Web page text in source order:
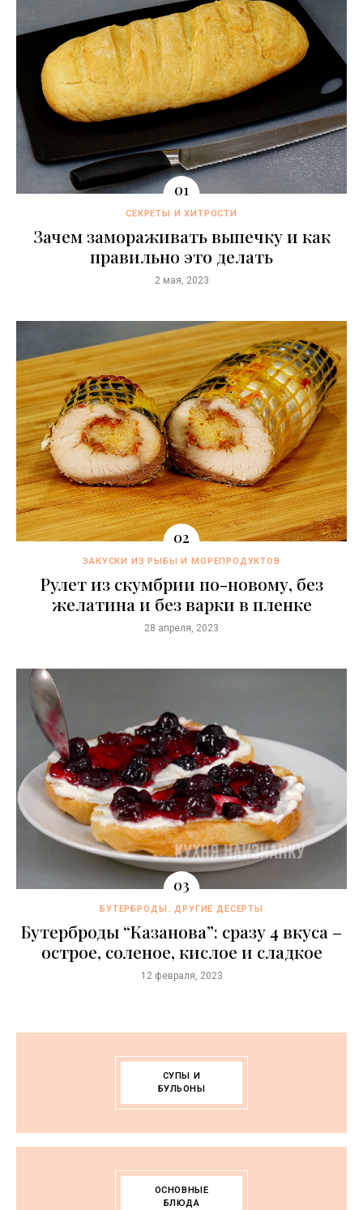
СЕКРЕТЫ И ХИТРОСТИ
Зачем замораживать выпечку и как
правильно это делать
2 мая, 2023
ЗАКУСКИ ИЗ РЫБЫ И МОРЕПРОДУКТОВ
Рулет из скумбрии по-новому, без
желатина и без варки в пленке
28 апреля, 2023
БУТЕРБРОДЫ ДРУГИЕ ДЕСЕРТЫ
Бутерброды “Казaнова”: сразу 4 вкуса –
острое, соленое, кислое и сладкое
12 февраля, 2023
СУПЫ И
БУЛЬОНЫ
ОСНОВНЫЕ
БЛЮДА